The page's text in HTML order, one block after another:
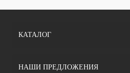
КАТАЛОГ
НАШИ ПРЕДЛОЖЕНИЯ